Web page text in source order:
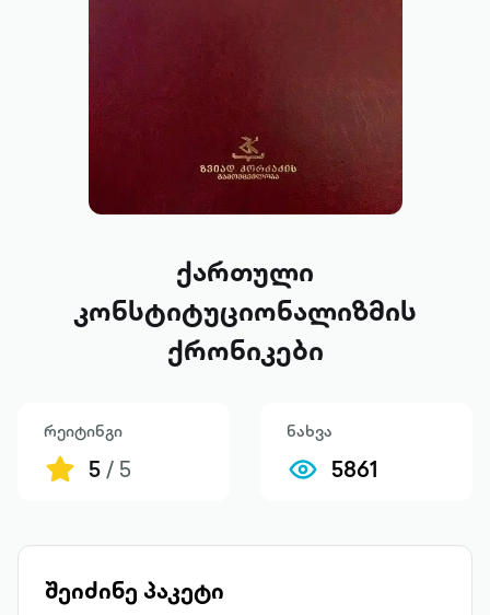
ქართული
კონსტიტუციონალიზმის
ქრონიკები
რეიტინგი
5/ 5
ნახვა
5861
შეიძინე პაკეტი